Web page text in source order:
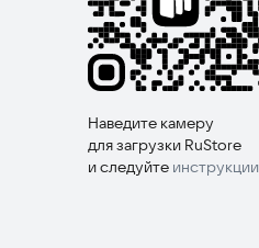
Наведите камеру
для загрузки RuStore
и следуйте инструкции